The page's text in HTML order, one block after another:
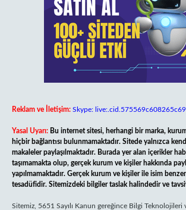
Reklam ve İletişim: Skype: live:.cid.575569c608265c69
Yasal Uyarı: Bu internet sitesi, herhangi bir marka,
hiçbir bağlantısı bulunmamaktadır. Sitede yalnızca kendi
makaleler paylaşılmaktadır. Burada yer alan içerikler
taşımamakta olup, gerçek kurum ve kişiler hakkında
yapılmamaktadır. Gerçek kurum ve kişiler ile isim
tesadüfidir. Sitemizdeki bilgiler taslak halindedir ve
Sitemiz, 5651 Sayılı Kanun gereğince Bilgi Teknolojileri